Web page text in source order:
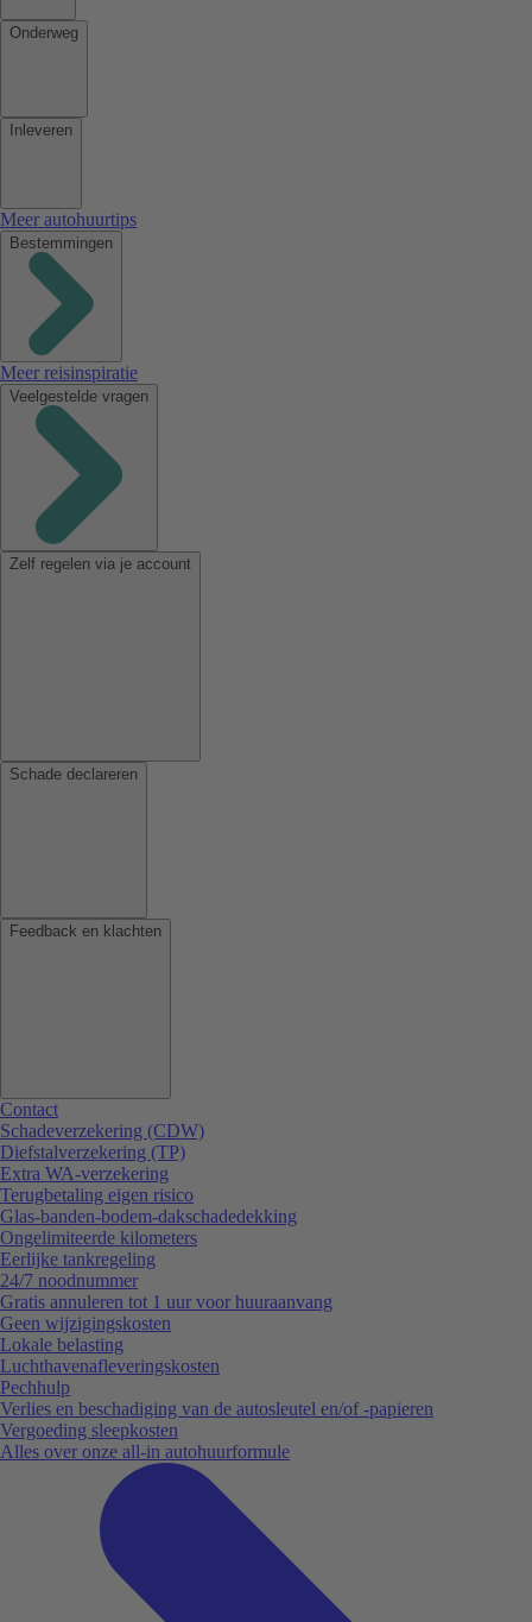
Onderweg
Inleveren
Meer autohuurtips
Bestemmingen
Meer reisinspiratie
Veelgestelde vragen
Zelf regelen via je account
Schade declareren
Feedback en klachten
Contact
Schadeverzekering (CDW)
Diefstalverzekering (TP)
Extra WA-verzekering
Terugbetaling eigen risico
Glas-banden-bodem-dakschadedekking
Ongelimiteerde kilometers
Eerlijke tankregeling
24/7 noodnummer
Gratis annuleren tot 1 uur voor huuraanvang
Geen wijzigingskosten
Lokale belasting
Luchthavenafleveringskosten
Pechhulp
Verlies en beschadiging van de autosleutel en/of -papieren
Vergoeding sleepkosten
Alles over onze all-in autohuurformule